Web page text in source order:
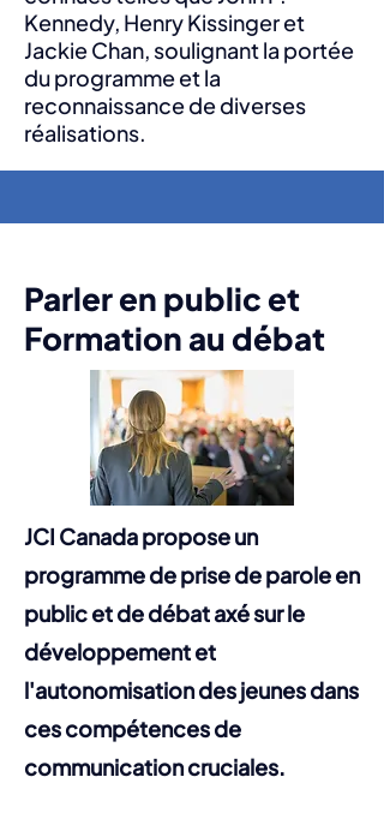
Kennedy, Henry Kissinger et
Jackie Chan, soulignant la portée
du programme et la
reconnaissance de diverses
réalisations.
Parler en public et
Formation au débat
JCI Canada propose un
programme de prise de parole en
public et de débat axé sur le
développement et
l'autonomisation des jeunes dans
ces compétences de
communication cruciales.